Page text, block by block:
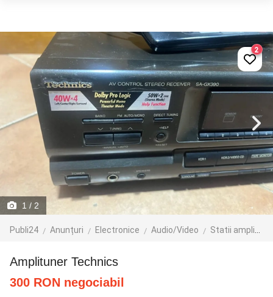
1 / 2
Publi24 Anunțuri Electronice Audio/Video Statii amplificare
2
Amplituner Technics
300 RON negociabil